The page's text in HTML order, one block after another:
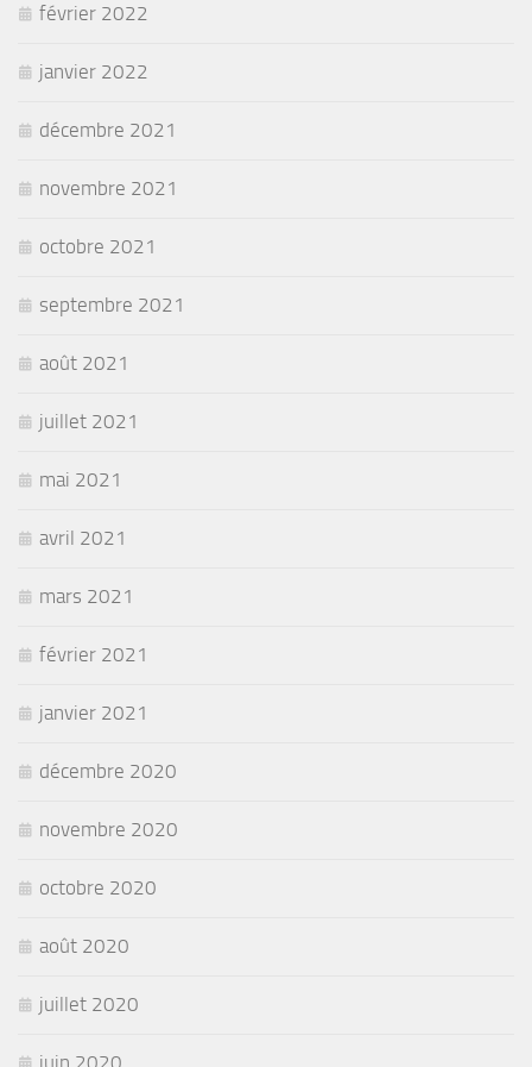
février 2022
janvier 2022
décembre 2021
novembre 2021
octobre 2021
septembre 2021
août 2021
juillet 2021
mai 2021
avril 2021
mars 2021
février 2021
janvier 2021
décembre 2020
novembre 2020
octobre 2020
août 2020
juillet 2020